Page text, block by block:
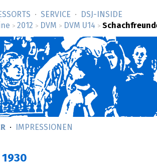
SERVICE
DSJ-­INSIDE
> 2012 > DVM > DVM U14 >
IMPRESSIONEN